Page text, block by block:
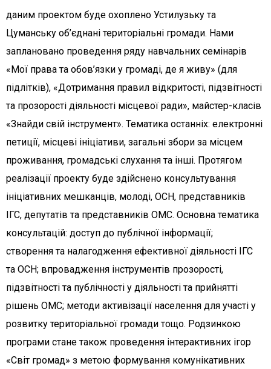
даним проектом буде охоплено Устилузьку та
Цуманську об’єднані територіальні громади. Нами
заплановано проведення ряду навчальних семінарів
«Мої права та обов’язки у громаді, де я живу» (для
підлітків), «Дотримання правил відкритості, підзвітності
та прозорості діяльності місцевої ради», майстер-класів
«Знайди свій інструмент». Тематика останніх: електронні
петиції, місцеві ініціативи, загальні збори за місцем
проживання, громадські слухання та інші. Протягом
реалізації проекту буде здійснено консультування
ініціативних мешканців, молоді, ОСН, представників
ІГС, депутатів та представників ОМС. Основна тематика
консультацій: доступ до публічної інформації;
створення та налагодження ефективної діяльності ІГС
та ОСН; впровадження інструментів прозорості,
підзвітності та публічності у діяльності та прийнятті
рішень ОМС; методи активізації населення для участі у
розвитку територіальної громади тощо. Родзинкою
програми стане також проведення інтерактивних ігор
«Світ громад» з метою формування комунікативних